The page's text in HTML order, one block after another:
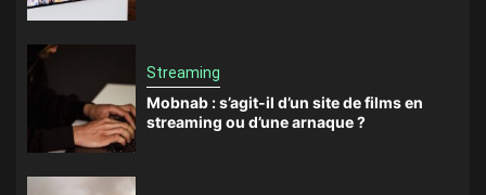
Streaming
Mobnab : s’agit-il d’un site de films en
streaming ou d’une arnaque ?